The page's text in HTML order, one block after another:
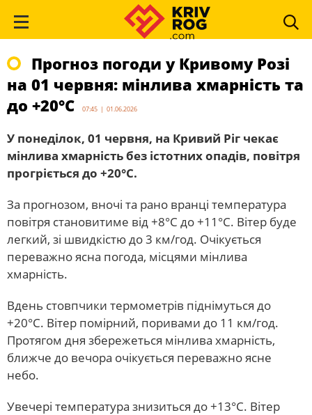
Прогноз погоди у Кривому Розі
на 01 червня: мінлива хмарність та
до +20°С
07:45 | 01.06.2026
У понеділок, 01 червня, на Кривий Ріг чекає
мінлива хмарність без істотних опадів, повітря
прогріється до +20°С.
За прогнозом, вночі та рано вранці температура
повітря становитиме від +8°С до +11°С. Вітер буде
легкий, зі швидкістю до 3 км/год. Очікується
переважно ясна погода, місцями мінлива
хмарність.
Вдень стовпчики термометрів піднімуться до
+20°С. Вітер помірний, поривами до 11 км/год.
Протягом дня збережеться мінлива хмарність,
ближче до вечора очікується переважно ясне
небо.
Увечері температура знизиться до +13°С. Вітер